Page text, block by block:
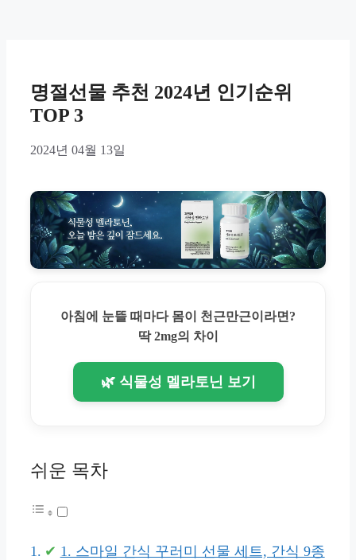
명절선물 추천 2024년 인기순위
TOP 3
2024년 04월 13일
아침에 눈뜰 때마다 몸이 천근만근이라면?
딱 2mg의 차이
🌿 식물성 멜라토닌 보기
쉬운 목차
1. 스마일 간식 꾸러미 선물 세트, 간식 9종